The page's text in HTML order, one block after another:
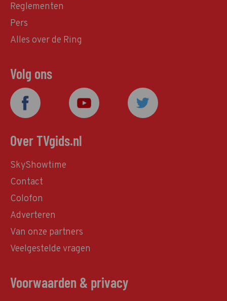
Reglementen
Pers
Alles over de Ring
Volg ons
Over TVgids.nl
SkyShowtime
Contact
Colofon
Adverteren
Van onze partners
Veelgestelde vragen
Voorwaarden & privacy